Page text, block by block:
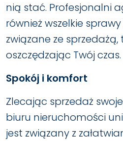
nią stać. Profesjonalni
również wszelkie
związane ze
oszczędzając Twój czas.
Spokój i komfort
Zlecając sprzedaż
biuru nieruchomości
jest związany z